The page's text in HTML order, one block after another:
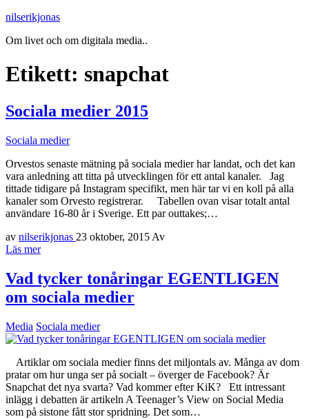
nilserikjonas
Om livet och om digitala media..
Etikett: snapchat
Sociala medier 2015
Sociala medier
Orvestos senaste mätning på sociala medier har landat, och det kan
vara anledning att titta på utvecklingen för ett antal kanaler. Jag
tittade tidigare på Instagram specifikt, men här tar vi en koll på alla
kanaler som Orvesto registrerar. Tabellen ovan visar totalt antal
användare 16-80 år i Sverige. Ett par outtakes;…
av nilserikjonas 23 oktober, 2015 Av
Läs mer
Vad tycker tonåringar EGENTLIGEN
om sociala medier
Media Sociala medier
Artiklar om sociala medier finns det miljontals av. Många av dom
pratar om hur unga ser på socialt – överger de Facebook? Är
Snapchat det nya svarta? Vad kommer efter KiK? Ett intressant
inlägg i debatten är artikeln A Teenager’s View on Social Media
som på sistone fått stor spridning. Det som…